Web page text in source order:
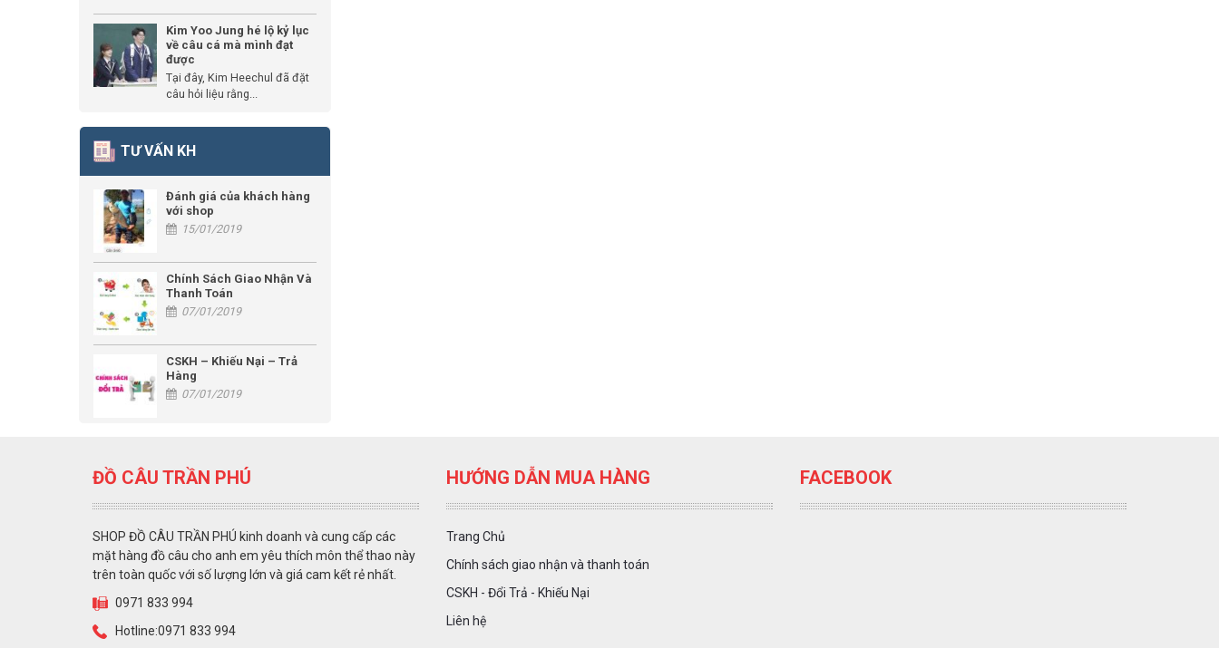
Kim Yoo Jung hé lộ kỷ lục
về câu cá mà mình đạt
được
Tại đây, Kim Heechul đã đặt
câu hỏi liệu rằng...
TƯ VẤN KH
Đánh giá của khách hàng
với shop
15/01/2019
Chính Sách Giao Nhận Và
Thanh Toán
07/01/2019
CSKH – Khiếu Nại – Trả
Hàng
07/01/2019
ĐỒ CÂU TRẦN PHÚ
SHOP ĐỒ CÂU TRẦN PHÚ kinh doanh và cung cấp các
mặt hàng đồ câu cho anh em yêu thích môn thể thao này
trên toàn quốc với số lượng lớn và giá cam kết rẻ nhất.
0971 833 994
Hotline:0971 833 994
HƯỚNG DẪN MUA HÀNG
Trang Chủ
Chính sách giao nhận và thanh toán
CSKH - Đổi Trả - Khiếu Nại
Liên hệ
FACEBOOK